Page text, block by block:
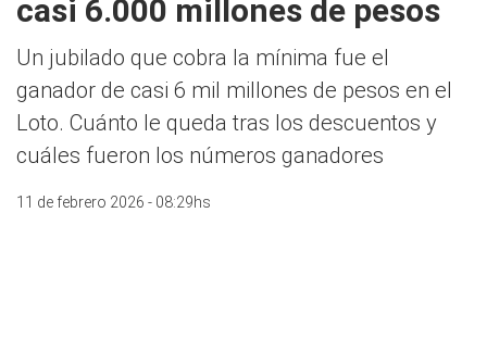
casi 6.000 millones de pesos
Un jubilado que cobra la mínima fue el
ganador de casi 6 mil millones de pesos en el
Loto. Cuánto le queda tras los descuentos y
cuáles fueron los números ganadores
11 de febrero 2026 - 08:29hs